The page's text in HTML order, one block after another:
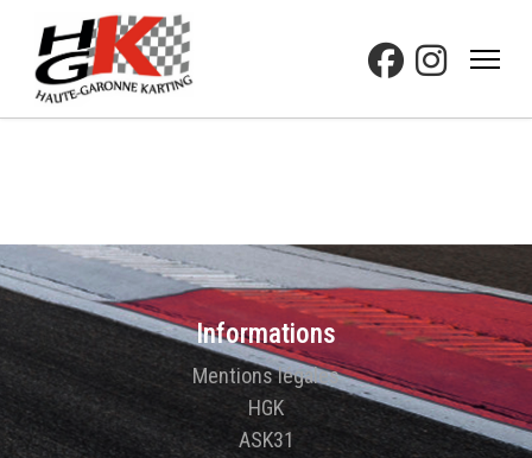
Informations
Mentions légales
HGK
ASK31